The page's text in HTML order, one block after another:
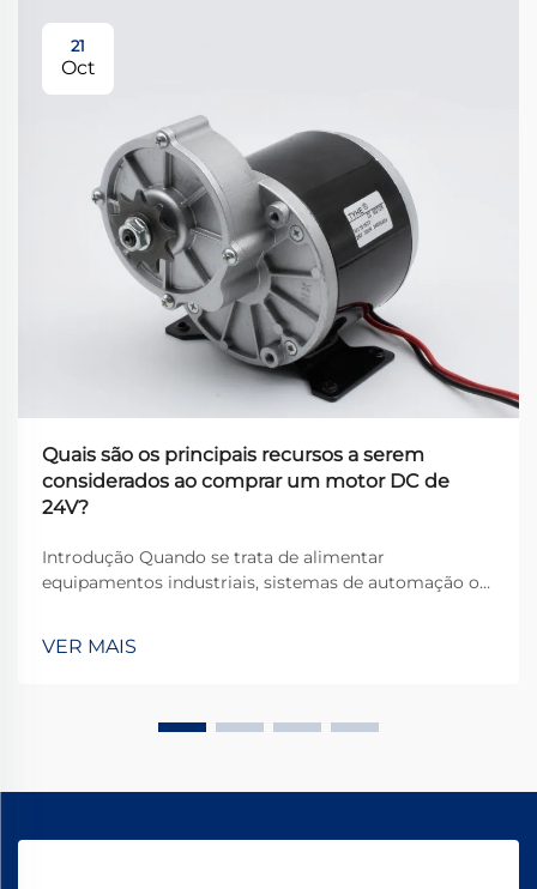
21
Oct
Quais são os principais recursos a serem
considerados ao comprar um motor DC de
24V?
Introdução Quando se trata de alimentar
equipamentos industriais, sistemas de automação ou
ideal entre potência, eficiência e segurança. No
VER MAIS